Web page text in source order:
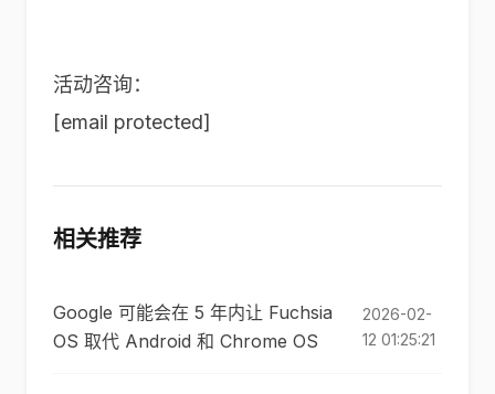
活动咨询：
[email protected]
相关推荐
Google 可能会在 5 年内让 Fuchsia
OS 取代 Android 和 Chrome OS
2026-02-
12 01:25:21